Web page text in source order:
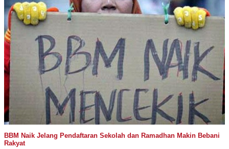
BBM Naik Jelang Pendaftaran Sekolah dan Ramadhan Makin Bebani
Rakyat